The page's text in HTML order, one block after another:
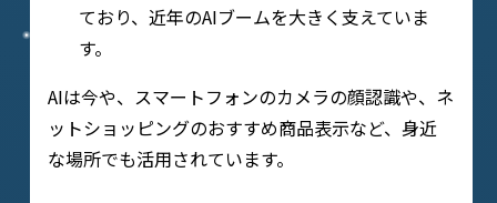
ており、近年のAIブームを大きく支えていま
す。
AIは今や、スマートフォンのカメラの顔認識や、ネ
ットショッピングのおすすめ商品表示など、身近
な場所でも活用されています。